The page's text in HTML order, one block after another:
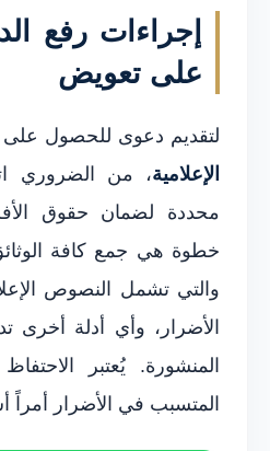
إجراءات رفع
على تعويض
لتقديم دعوى للحصول على
الإعلامية، من الضروري
محددة لضمان حقوق
خطوة هي جمع كافة
والتي تشمل النصوص
الأضرار، وأي أدلة أخرى
المنشورة. يُعتبر
المتسبب في الأضرار أمراً